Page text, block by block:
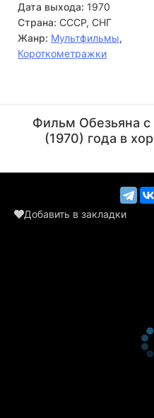
Дата выхода: 1970
Страна: СССР, СНГ
Жанр: Мультфильмы,
Короткометражки
(Дельфин, озвучк...)
Фильм Обезьяна с
(1970) года в
Добавить в закладки